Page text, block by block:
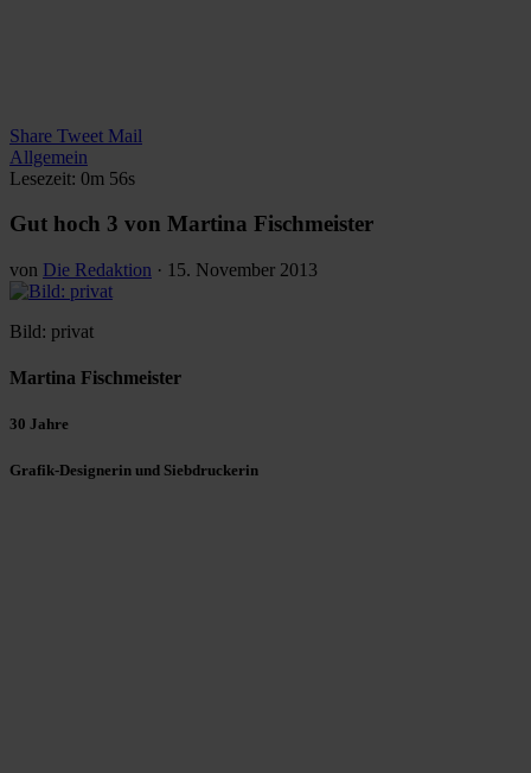
Share Tweet Mail
Allgemein
Lesezeit: 0m 56s
Gut hoch 3 von Martina Fischmeister
von Die Redaktion · 15. November 2013
Bild: privat
Martina Fischmeister
30 Jahre
Grafik-Designerin und Siebdruckerin